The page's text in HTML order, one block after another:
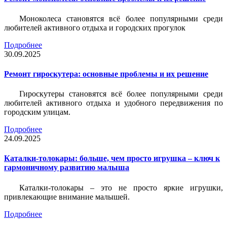
Моноколеса становятся всё более популярными среди
любителей активного отдыха и городских прогулок
Подробнее
30.09.2025
Ремонт гироскутера: основные проблемы и их решение
Гироскутеры становятся всё более популярными среди
любителей активного отдыха и удобного передвижения по
городским улицам.
Подробнее
24.09.2025
Каталки-толокары: больше, чем просто игрушка – ключ к
гармоничному развитию малыша
Каталки-толокары – это не просто яркие игрушки,
привлекающие внимание малышей.
Подробнее